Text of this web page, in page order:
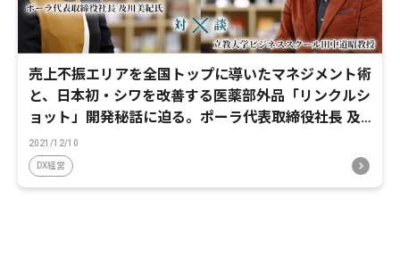
売上不振エリアを全国トップに導いたマネジメント術
と、日本初・シワを改善する医薬部外品「リンクルシ
ョット」開発秘話に迫る。ポーラ代表取締役社長 及
川美紀氏×立教大学ビジネススクール田中道昭教授対
談【中編】
2021/12/10
DX経営